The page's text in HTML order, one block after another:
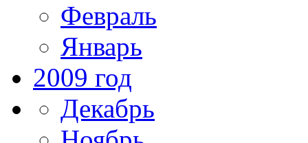
Февраль
Январь
2009 год
Декабрь